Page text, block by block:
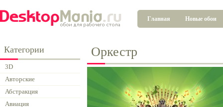
Главная Новые обои
Категории
3D
Авторские
Абстракция
Авиация
Оркестр